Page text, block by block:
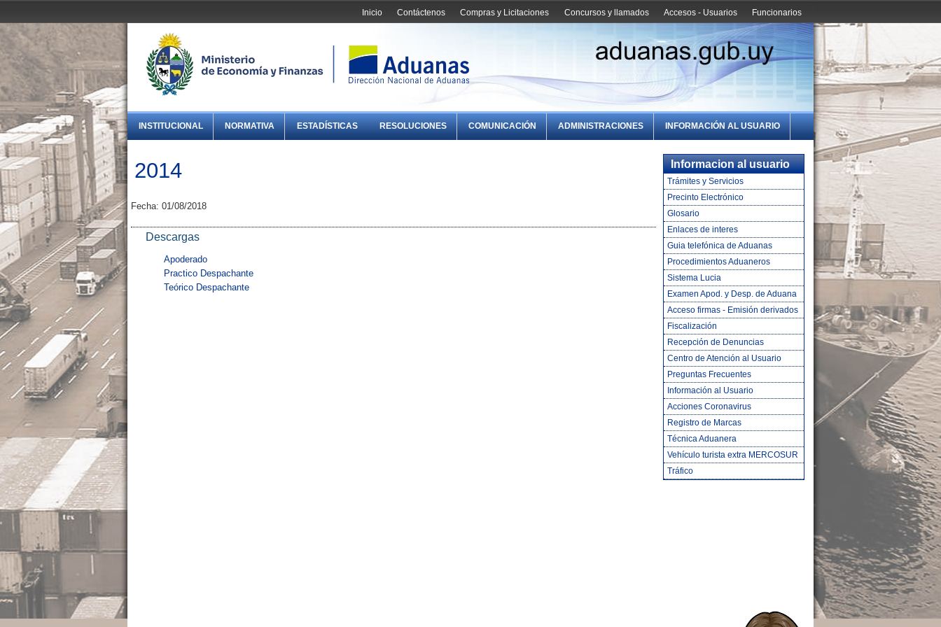
Funcionarios
Accesos - Usuarios
Concursos y llamados
Compras y Licitaciones
Contáctenos
Inicio
INSTITUCIONAL NORMATIVA ESTADÍSTICAS RESOLUCIONES COMUNICACIÓN ADMINISTRACIONES INFORMACIÓN AL USUARIO
2014
Fecha: 01/08/2018
Descargas
Apoderado
Practico Despachante
Teórico Despachante
Informacion al usuario
Trámites y Servicios
Precinto Electrónico
Glosario
Enlaces de interes
Guia telefónica de Aduanas
Procedimientos Aduaneros
Sistema Lucia
Examen Apod. y Desp. de Aduana
Acceso firmas - Emisión derivados
Fiscalización
Recepción de Denuncias
Centro de Atención al Usuario
Preguntas Frecuentes
Información al Usuario
Acciones Coronavirus
Registro de Marcas
Técnica Aduanera
Vehículo turista extra MERCOSUR
Tráfico